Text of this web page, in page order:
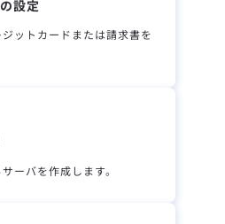
設定
ットカードまたは請求書を
ーバを作成します。